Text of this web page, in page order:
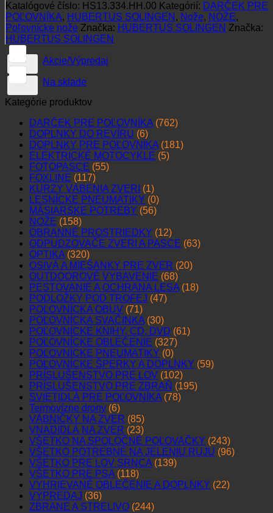
Katalógové číslo: HS13.334.HH.00 Kategórií: DARČEK PRE
POĽOVNÍKA, HUBERTUS SOLINGEN , Nože, NOŽE,
Poľovnícke nože Značka: HUBERTUS SOLINGEN Značka:
HUBERTUS SOLINGEN
Akcie/Výpredaj
Na sklade
Kategórie produktov
DARČEK PRE POĽOVNÍKA (762)
DOPLNKY DO REVÍRU (6)
DOPLNKY PRE POĽOVNÍKA (181)
ELEKTRICKÉ MOTOCYKLE (5)
FOTOPASCE (55)
FOXLINE (117)
KURZY VÁBENIA ZVERI (1)
LESNÍCKE PNEUMATIKY (0)
MÄSIARSKE POTREBY (56)
NOŽE (158)
OBRANNÉ PROSTRIEDKY (12)
ODPUDZOVAČE ZVERI A PASCE (63)
OPTIKA (320)
OSIVÁ A MIEŠANKY PRE ZVER (20)
OUTDOOROVÉ VYBAVENIE (68)
PESTOVANIE A OCHRANA LESA (18)
PODLOŽKY POD TROFEJ (47)
POĽOVNÍCKA OBUV (71)
POĽOVNÍCKA SVAČINKA (30)
POĽOVNÍCKE KNIHY, CD, DVD (61)
POĽOVNÍCKE OBLEČENIE (327)
POĽOVNÍCKE PNEUMATIKY (0)
POĽOVNÍCKE ŠPERKY A DOPLNKY (59)
PRÍSLUŠENSTVO PRE LOV (102)
PRÍSLUŠENSTVO PRE ZBRAŇ (195)
SVIETIDLÁ PRE POĽOVNÍKA (78)
Termovízne drony (6)
VÁBNIČKY NA ZVER (85)
VNADIDLÁ NA ZVER (23)
VŠETKO NA SPOLOČNÉ POĽOVAČKY (243)
VŠETKO POTREBNÉ NA JELENIU RUJU (96)
VŠETKO PRE LOV SRNCA (139)
VŠETKO PRE PSA (118)
VYHRIEVANÉ OBLEČENIE A DOPLNKY (22)
VÝPREDAJ (36)
ZBRANE A STRELIVO (244)